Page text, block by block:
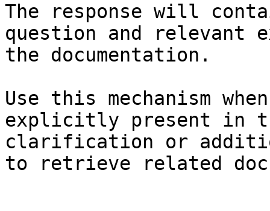
The response will
question and relevant
the documentation.
Use this mechanism
explicitly present in
clarification or